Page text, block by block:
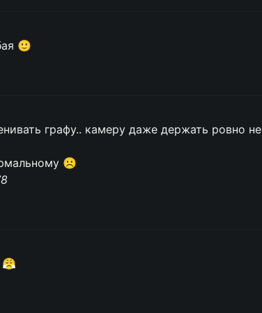
🙂
графу.. камеру даже держать ровно не
☹️
😤